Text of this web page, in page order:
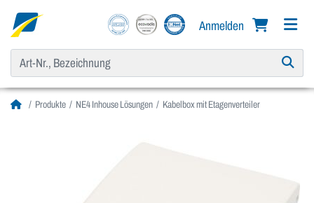
Anmelden
Produkte NE4 Inhouse Lösungen Kabelbox mit Etagenverteiler